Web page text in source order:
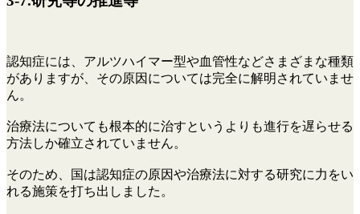
認知症には、アルツハイマー型や血管性などさまざまな種類
がありますが、その原因については完全に解明されていませ
ん。
治療法についても根本的に治すというよりも進行を遅らせる
方法しか確立されていません。
そのため、国は認知症の原因や治療法に対する研究に力をい
れる施策を打ち出しました。